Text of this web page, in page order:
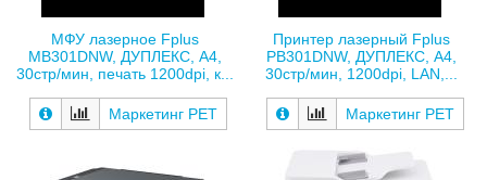
МФУ лазерное Fplus
MB301DNW, ДУПЛЕКС, A4,
30стр/мин, печать 1200dpi, к...
Маркетинг РЕТ
Принтер лазерный Fplus
PB301DNW, ДУПЛЕКС, A4,
30стр/мин, 1200dpi, LAN,...
Маркетинг РЕТ